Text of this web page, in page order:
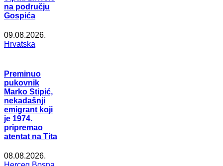
na području
Gospića
09.08.2026.
Hrvatska
Preminuo
pukovnik
Marko Stipić,
nekadašnji
emigrant koji
je 1974.
pripremao
atentat na Tita
08.08.2026.